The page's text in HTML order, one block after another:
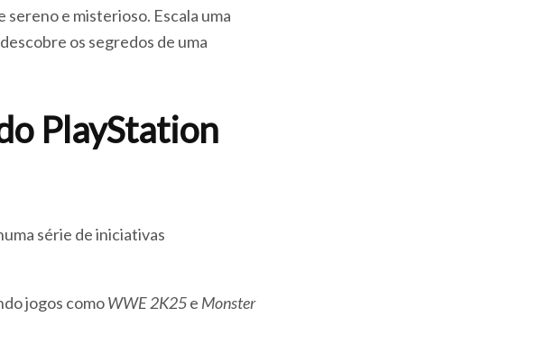
sereno e misterioso. Escala uma
os segredos de uma
PlayStation
série de iniciativas
jogos comoWWE 2K25e Monster